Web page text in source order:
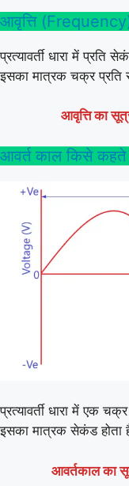
आवृत्ति
प्रत्यावर्ती धारा में प्रति
इसका मात्रक चक्र प्रति
आवृत्ति का
आवर्त काल किसे
प्रत्यावर्ती धारा में एक
इसका मात्रक सेकंड होता
आवर्तकाल का